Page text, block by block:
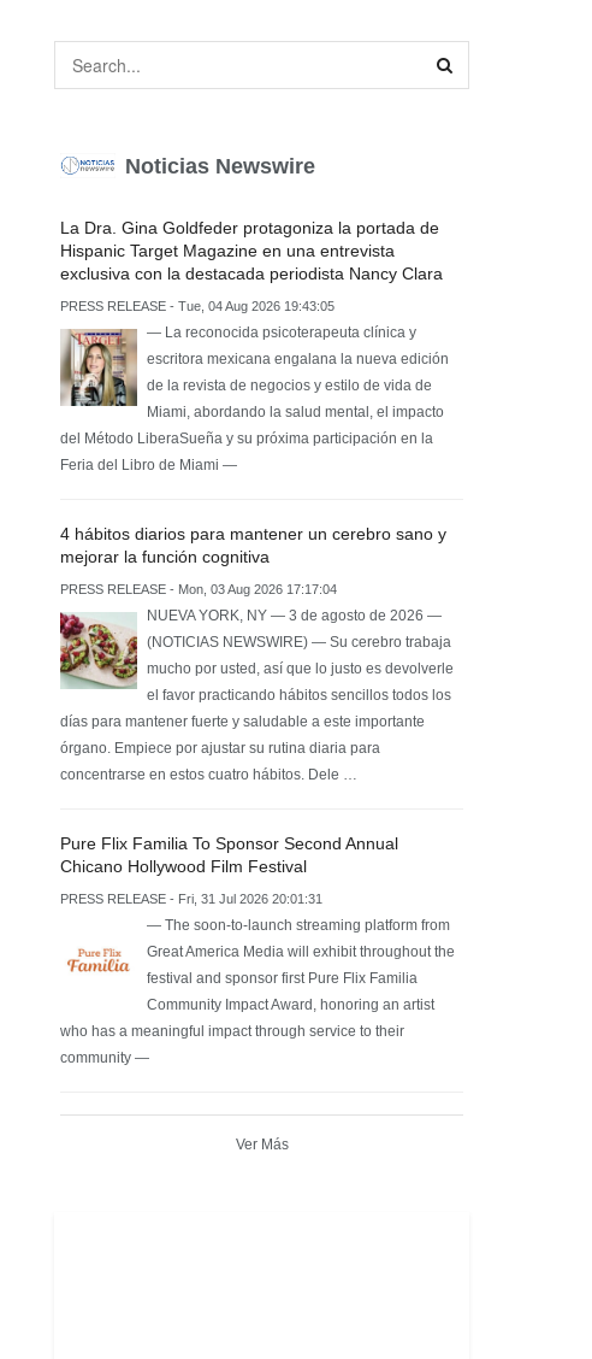
Noticias Newswire
La Dra. Gina Goldfeder protagoniza la portada de
Hispanic Target Magazine en una entrevista
exclusiva con la destacada periodista Nancy Clara
PRESS RELEASE - Tue, 04 Aug 2026 19:43:05
— La reconocida psicoterapeuta clínica y
escritora mexicana engalana la nueva edición
de la revista de negocios y estilo de vida de
Miami, abordando la salud mental, el impacto
del Método LiberaSueña y su próxima participación en la
Feria del Libro de Miami —
4 hábitos diarios para mantener un cerebro sano y
mejorar la función cognitiva
PRESS RELEASE - Mon, 03 Aug 2026 17:17:04
NUEVA YORK, NY — 3 de agosto de 2026 —
(NOTICIAS NEWSWIRE) — Su cerebro trabaja
mucho por usted, así que lo justo es devolverle
el favor practicando hábitos sencillos todos los
días para mantener fuerte y saludable a este importante
órgano. Empiece por ajustar su rutina diaria para
concentrarse en estos cuatro hábitos. Dele …
Pure Flix Familia To Sponsor Second Annual
Chicano Hollywood Film Festival
PRESS RELEASE - Fri, 31 Jul 2026 20:01:31
— The soon-to-launch streaming platform from
Great America Media will exhibit throughout the
festival and sponsor first Pure Flix Familia
Community Impact Award, honoring an artist
who has a meaningful impact through service to their
community —
Ver Más